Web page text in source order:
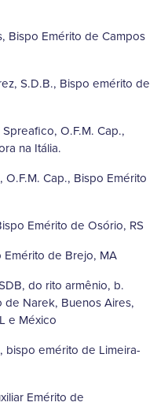
Bispo Emérito de Campos
S.D.B., Bispo emérito de
O.F.M. Cap.,
na Itália.
Cap., Bispo Emérito
Emérito de Osório, RS
Emérito de Brejo, MA
do rito armênio, b.
Narek, Buenos Aires,
e México
bispo emérito de Limeira-
Emérito de